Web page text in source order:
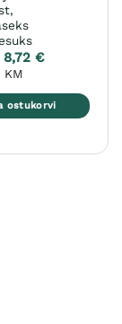
8,72€
KM
ostukorvi